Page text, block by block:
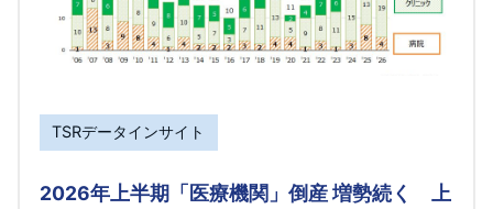
TSRデータインサイト
2026年上半期「医療機関」倒産 増勢続く 上